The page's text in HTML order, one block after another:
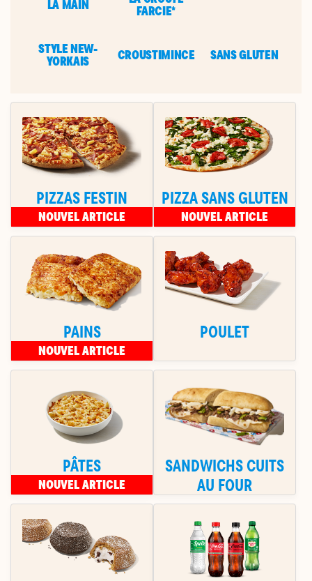
LA MAIN FARCIE*
STYLE NEW-
YORKAIS CROUSTIMINCE SANS GLUTEN
NOUVEL ARTICLE
PIZZAS FESTIN
NOUVEL ARTICLE
PIZZA SANS GLUTEN
NOUVEL ARTICLE
PAINS POULET
NOUVEL ARTICLE
PÂTES
SANDWICHS CUITS
AU FOUR